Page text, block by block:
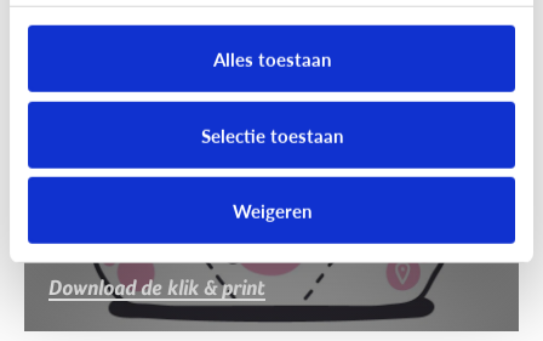
Alles toestaan
Selectie toestaan
Weigeren
[Klik & Print]Slim speelgoed: waar
moet ik op letten?
Download de klik & print